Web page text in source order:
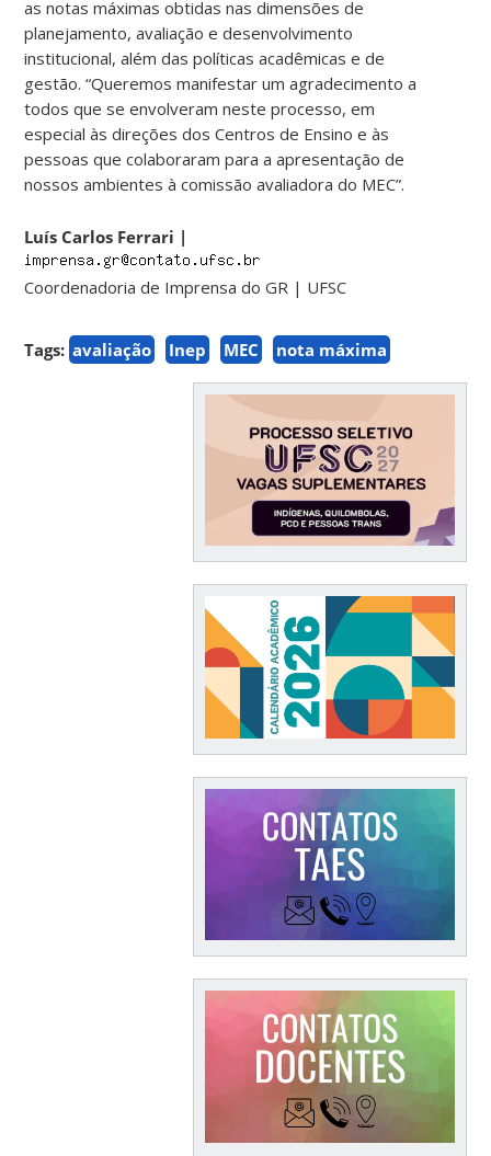
as notas máximas obtidas nas dimensões de
planejamento, avaliação e desenvolvimento
institucional, além das políticas acadêmicas e de
gestão. “Queremos manifestar um agradecimento a
todos que se envolveram neste processo, em
especial às direções dos Centros de Ensino e às
pessoas que colaboraram para a apresentação de
nossos ambientes à comissão avaliadora do MEC”.
Luís Carlos Ferrari |
Coordenadoria de Imprensa do GR | UFSC
Tags: avaliação Inep MEC nota máxima